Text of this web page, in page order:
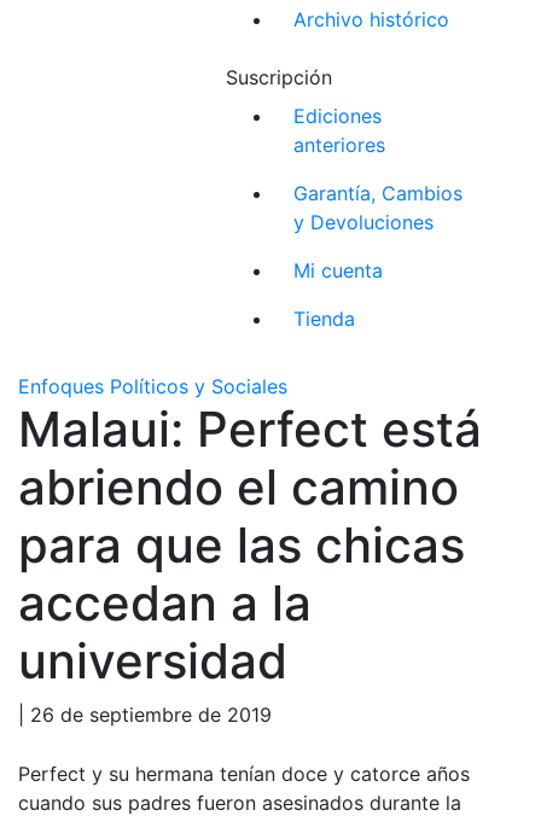
Archivo histórico
Suscripción
Ediciones
anteriores
Garantía, Cambios
y Devoluciones
Mi cuenta
Tienda
Enfoques Políticos y Sociales
Malaui: Perfect está
abriendo el camino
para que las chicas
accedan a la
universidad
| 26 de septiembre de 2019
Perfect y su hermana tenían doce y catorce años
cuando sus padres fueron asesinados durante la